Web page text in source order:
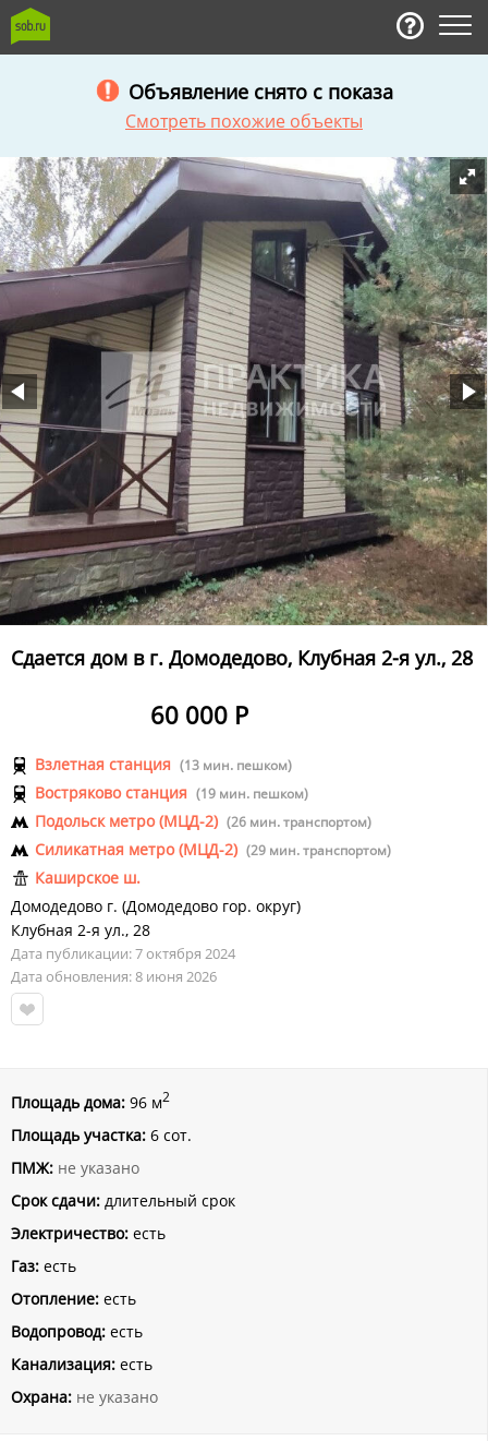
Объявление снято с показа
Смотреть похожие объекты
Сдается дом в г. Домодедово, Клубная 2-я ул., 28
60 000 Р
Взлетная станция (13 мин. пешком)
Востряково станция (19 мин. пешком)
Подольск метро (МЦД-2) (26 мин. транспортом)
Силикатная метро (МЦД-2) (29 мин. транспортом)
Каширское ш.
Домодедово г. (Домодедово гор. округ)
Клубная 2-я ул., 28
Дата публикации: 7 октября 2024
Дата обновления: 8 июня 2026
Площадь дома: 96 м2
Площадь участка: 6 сот.
ПМЖ: не указано
Срок сдачи: длительный срок
Электричество: есть
Газ: есть
Отопление: есть
Водопровод: есть
Канализация: есть
Охрана: не указано